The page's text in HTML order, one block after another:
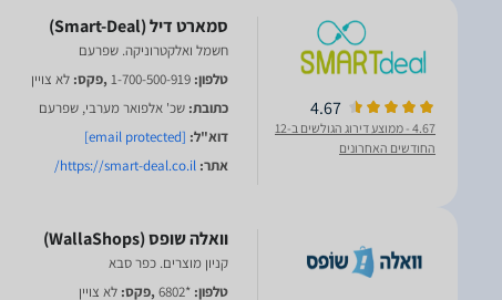
4.67
4.67
- ממוצע דירוג הגולשים ב-12
החודשים האחרונים
חשמל ואלקטרוניקה. שפרעם
טלפון: 1-700-500-919,פקס: לא צויין
כתובת: שכ' אלפואר מערבי, שפרעם
דוא"ל: [email protected]
אתר: https://smart-deal.co.il/
קניון מוצרים. כפר סבא
טלפון: *6802 ,פקס: לא צויין